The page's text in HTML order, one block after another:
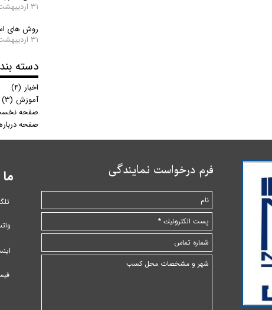
۳۱ اردیبهشت ۹۷
روش های
۳۱ اردیبهشت ۹۷
دسته
اخبار (۴)
آموزش (۳)
صفحه
صفحه
​​​فرم درخواست نمایندگی